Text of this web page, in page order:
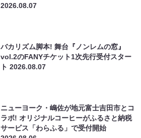
2026.08.07
バカリズム脚本! 舞台『ノンレムの窓』
vol.2のFANYチケット1次先行受付スター
ト2026.08.07
ニューヨーク・嶋佐が地元富士吉田市とコ
ラボ! オリジナルコーヒーがふるさと納税
サービス「わらふる」で受付開始